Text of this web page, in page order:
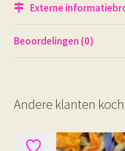
Externe
Beoordelingen (0)
Andere klanten